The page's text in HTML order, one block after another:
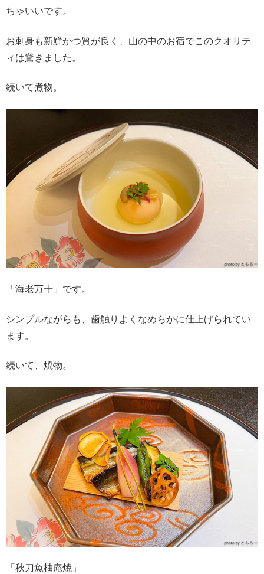
ちゃいいです。
お刺身も新鮮かつ質が良く、山の中のお宿でこのクオリテ
ィは驚きました。
続いて煮物。
「海老万十」です。
シンプルながらも、歯触りよくなめらかに仕上げられてい
ます。
続いて、焼物。
「秋刀魚柚庵焼」